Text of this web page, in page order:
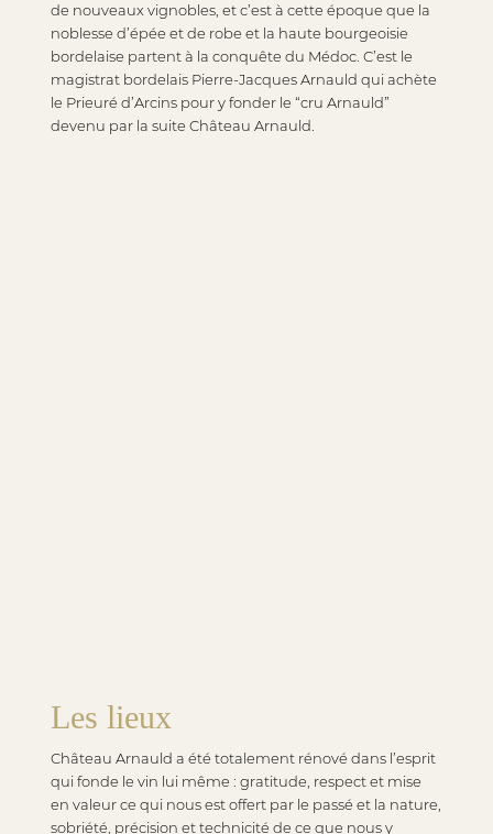
de nouveaux vignobles, et c’est à cette époque que la
noblesse d’épée et de robe et la haute bourgeoisie
bordelaise partent à la conquête du Médoc. C’est le
magistrat bordelais Pierre-Jacques Arnauld qui achète
le Prieuré d’Arcins pour y fonder le “cru Arnauld”
devenu par la suite Château Arnauld.
Les lieux
Château Arnauld a été totalement rénové dans l’esprit
qui fonde le vin lui même : gratitude, respect et mise
en valeur ce qui nous est offert par le passé et la nature,
sobriété, précision et technicité de ce que nous y